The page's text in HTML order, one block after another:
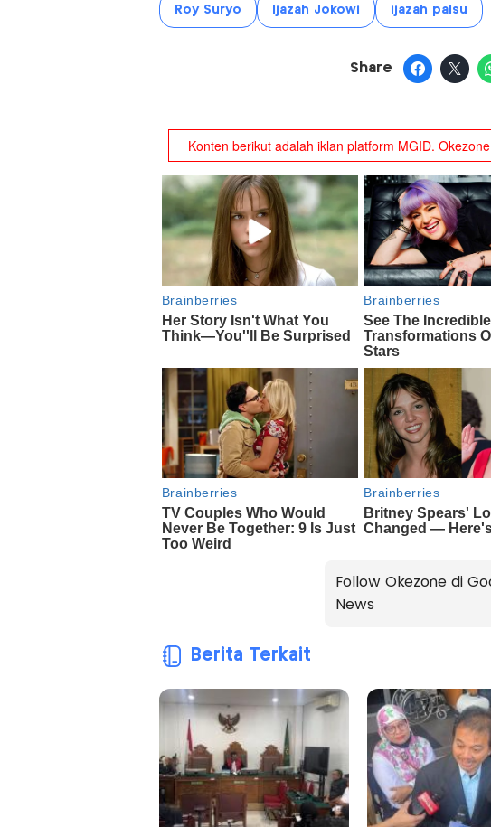
Roy Suryo Ijazah Jokowi ijazah palsu
Share
Follow Okezone di
News
Berita Terkait